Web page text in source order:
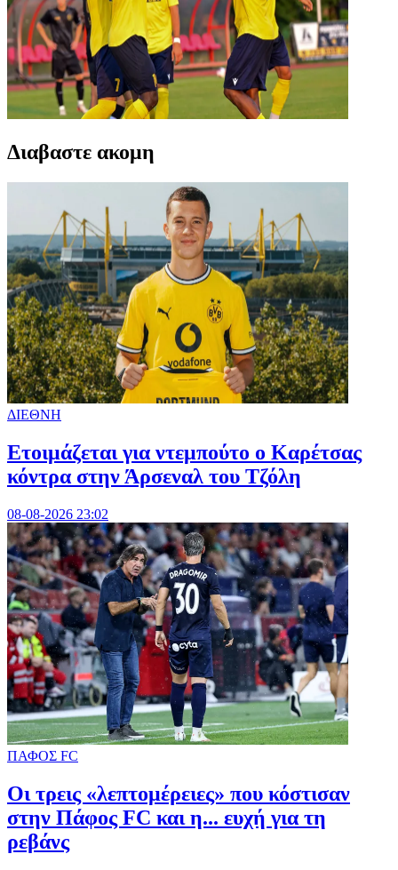
Διαβαστε ακομη
ΔΙΕΘΝΗ
Ετοιμάζεται για ντεμπούτο ο Καρέτσας
κόντρα στην Άρσεναλ του Τζόλη
08-08-2026 23:02
ΠΑΦΟΣ FC
Οι τρεις «λεπτομέρειες» που κόστισαν
στην Πάφος FC και η... ευχή για τη
ρεβάνς